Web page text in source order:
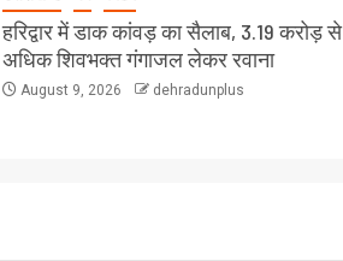
हरिद्वार में डाक कांवड़ का सैलाब, 3.19 करोड़ से
अधिक शिवभक्त गंगाजल लेकर रवाना
August 9, 2026 dehradunplus